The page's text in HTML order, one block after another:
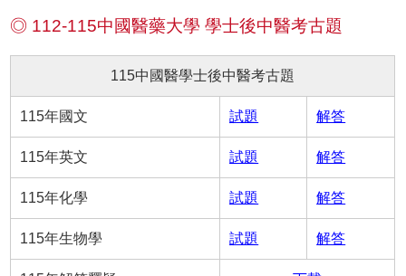
◎ 112-115中國醫藥大學 學士後中醫考古題
115中國醫學士後中醫考古題
115年國文 試題 解答
115年英文 試題 解答
115年化學 試題 解答
115年生物學 試題 解答